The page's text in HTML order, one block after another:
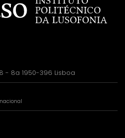
- 8a 1950-396 Lisboa